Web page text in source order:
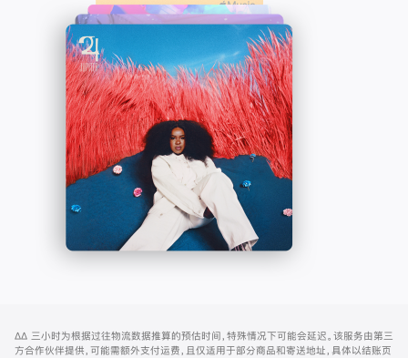
了
解
-
Apple
Music
口
中
打
开)
页
注
∆∆ 三小时为根据过往物流数据推算的预估时间，特殊情况下可能会延迟。该服务由第三
方合作伙伴提供，可能需额外支付运费，且仅适用于部分商品和寄送地址，具体以结账页